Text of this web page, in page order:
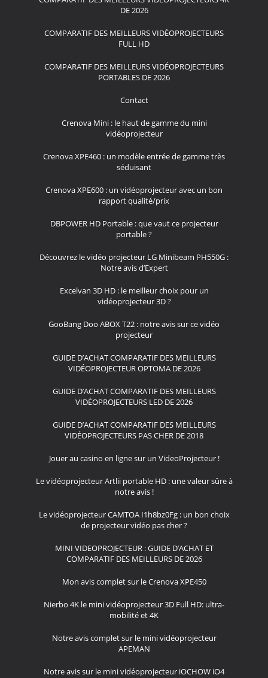
DE 2026
COMPARATIF DES MEILLEURS VIDÉOPROJECTEURS
FULL HD
COMPARATIF DES MEILLEURS VIDÉOPROJECTEURS
PORTABLES DE 2026
Contact
Crenova Mini : le haut de gamme du mini
vidéoprojecteur
Crenova XPE460 : un modèle entrée de gamme très
séduisant
Crenova XPE600 : un vidéoprojecteur avec un bon
rapport qualité/prix
DBPOWER HD Portable : que vaut ce projecteur
portable ?
Découvrez le vidéo projecteur LG Minibeam PH550G :
Notre avis d’Expert
Excelvan 3D HD : le meilleur choix pour un
vidéoprojecteur 3D ?
GooBang Doo ABOX T22 : notre avis sur ce vidéo
projecteur
GUIDE D’ACHAT COMPARATIF DES MEILLEURS
VIDÉOPROJECTEUR OPTOMA DE 2026
GUIDE D’ACHAT COMPARATIF DES MEILLEURS
VIDÉOPROJECTEURS LED DE 2026
GUIDE D’ACHAT COMPARATIF DES MEILLEURS
VIDÉOPROJECTEURS PAS CHER DE 2018
Jouer au casino en ligne sur un VideoProjecteur !
Le vidéoprojecteur Artlii portable HD : une valeur sûre à
notre avis !
Le vidéoprojecteur CAMTOA I1h8bz0Fg : un bon choix
de projecteur vidéo pas cher ?
MINI VIDEOPROJECTEUR : GUIDE D’ACHAT ET
COMPARATIF DES MEILLEURS DE 2026
Mon avis complet sur le Crenova XPE450
Nierbo 4K le mini vidéoprojecteur 3D Full HD: ultra-
mobilité et 4K
Notre avis complet sur le mini vidéoprojecteur
APEMAN
Notre avis sur le mini vidéoprojecteur iOCHOW iO4